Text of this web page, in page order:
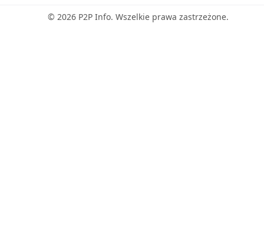
© 2026 P2P Info. Wszelkie prawa zastrzeżone.